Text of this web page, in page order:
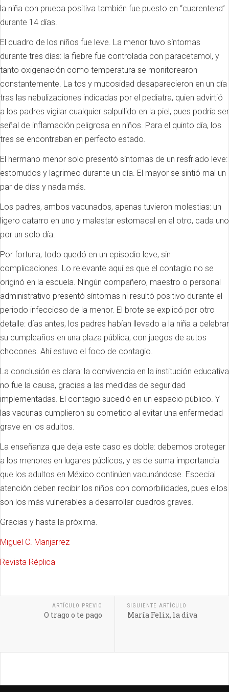
la niña con prueba positiva también fue puesto en “cuarentena”
durante 14 días.
El cuadro de los niños fue leve. La menor tuvo síntomas
durante tres días: la fiebre fue controlada con paracetamol, y
tanto oxigenación como temperatura se monitorearon
constantemente. La tos y mucosidad desaparecieron en un día
tras las nebulizaciones indicadas por el pediatra, quien advirtió
a los padres vigilar cualquier salpullido en la piel, pues podría ser
señal de inflamación peligrosa en niños. Para el quinto día, los
tres se encontraban en perfecto estado.
El hermano menor solo presentó síntomas de un resfriado leve:
estornudos y lagrimeo durante un día. El mayor se sintió mal un
par de días y nada más.
Los padres, ambos vacunados, apenas tuvieron molestias: un
ligero catarro en uno y malestar estomacal en el otro, cada uno
por un solo día.
Por fortuna, todo quedó en un episodio leve, sin
complicaciones. Lo relevante aquí es que el contagio no se
originó en la escuela. Ningún compañero, maestro o personal
administrativo presentó síntomas ni resultó positivo durante el
periodo infeccioso de la menor. El brote se explicó por otro
detalle: días antes, los padres habían llevado a la niña a celebrar
su cumpleaños en una plaza pública, con juegos de autos
chocones. Ahí estuvo el foco de contagio.
La conclusión es clara: la convivencia en la institución educativa
no fue la causa, gracias a las medidas de seguridad
implementadas. El contagio sucedió en un espacio público. Y
las vacunas cumplieron su cometido al evitar una enfermedad
grave en los adultos.
La enseñanza que deja este caso es doble: debemos proteger
a los menores en lugares públicos, y es de suma importancia
que los adultos en México continúen vacunándose. Especial
atención deben recibir los niños con comorbilidades, pues ellos
son los más vulnerables a desarrollar cuadros graves.
Gracias y hasta la próxima.
Miguel C. Manjarrez
Revista Réplica
ARTÍCULO PREVIO
O trago o te pago
SIGUIENTE ARTÍCULO
María Felix, la diva